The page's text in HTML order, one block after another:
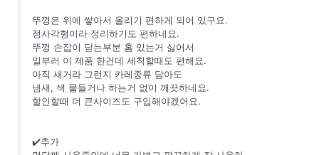
뚜껑은 위에 쌓아서 올리기 편하게 되어 있구요.
정사각형이라 정리하기도 편하네요.
뚜껑 손잡이 닫는부분 홈 있는거 싫어서
일부러 이 제품 한건데 세척할때도 편해요.
아직 새거라 그런지 카레종류 담아도
냄새, 색 물들거나 하는거 없이 깨끗하네요.
할인할때 더 큰사이즈도 구입해야겠어요.
✔️추가